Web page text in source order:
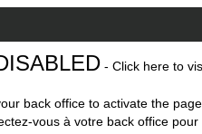
- Click here to
back office to activate the
vous à votre back office